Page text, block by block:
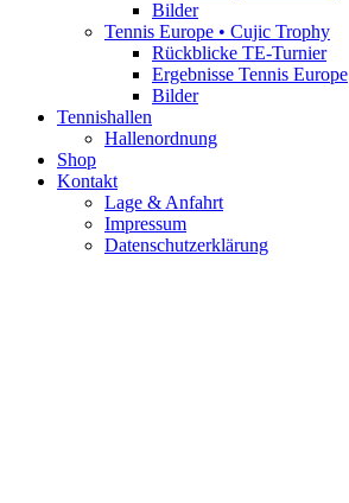
Bilder
Tennis Europe • Cujic Trophy
Rückblicke TE-Turnier
Ergebnisse Tennis Europe
Bilder
Tennishallen
Hallenordnung
Shop
Kontakt
Lage & Anfahrt
Impressum
Datenschutzerklärung